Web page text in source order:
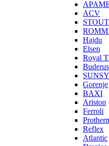
ACV
STOUT
Hajdu
Elsen
Royal
Buderus
Gorenje
BAXI
Ariston
Ferroli
Reflex
Atlantic